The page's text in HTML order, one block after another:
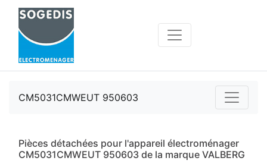
CM5031CMWEUT 950603
Pièces détachées pour l'appareil électroménager
CM5031CMWEUT 950603 de la marque VALBERG